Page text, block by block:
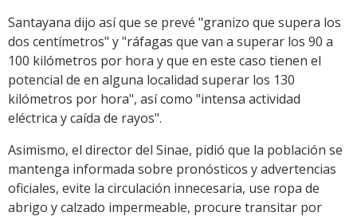
Santayana dijo así que se prevé "granizo que supera los
dos centímetros" y "ráfagas que van a superar los 90 a
100 kilómetros por hora y que en este caso tienen el
potencial de en alguna localidad superar los 130
kilómetros por hora", así como "intensa actividad
eléctrica y caída de rayos".
Asimismo, el director del Sinae, pidió que la población se
mantenga informada sobre pronósticos y advertencias
oficiales, evite la circulación innecesaria, use ropa de
abrigo y calzado impermeable, procure transitar por